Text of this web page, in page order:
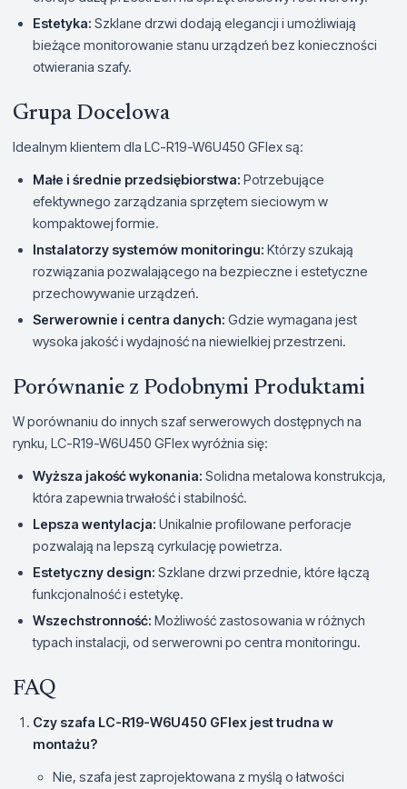
Estetyka: Szklane drzwi dodają elegancji i umożliwiają
bieżące monitorowanie stanu urządzeń bez konieczności
otwierania szafy.
Grupa Docelowa
Idealnym klientem dla LC-R19-W6U450 GFlex są:
Małe i średnie przedsiębiorstwa: Potrzebujące
efektywnego zarządzania sprzętem sieciowym w
kompaktowej formie.
Instalatorzy systemów monitoringu: Którzy szukają
rozwiązania pozwalającego na bezpieczne i estetyczne
przechowywanie urządzeń.
Serwerownie i centra danych: Gdzie wymagana jest
wysoka jakość i wydajność na niewielkiej przestrzeni.
Porównanie z Podobnymi Produktami
W porównaniu do innych szaf serwerowych dostępnych na
rynku, LC-R19-W6U450 GFlex wyróżnia się:
Wyższa jakość wykonania: Solidna metalowa konstrukcja,
która zapewnia trwałość i stabilność.
Lepsza wentylacja: Unikalnie profilowane perforacje
pozwalają na lepszą cyrkulację powietrza.
Estetyczny design: Szklane drzwi przednie, które łączą
funkcjonalność i estetykę.
Wszechstronność: Możliwość zastosowania w różnych
typach instalacji, od serwerowni po centra monitoringu.
FAQ
Czy szafa LC-R19-W6U450 GFlex jest trudna w
montażu?
Nie, szafa jest zaprojektowana z myślą o łatwości